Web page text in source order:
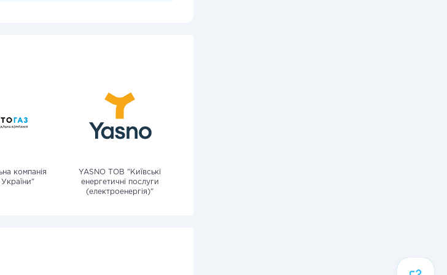
компанія
YASNO ТОВ "Київські
енергетичні послуги
(електроенергія)"